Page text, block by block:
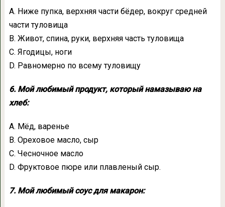
А. Ниже пупка, верхняя части бёдер, вокруг средней
части туловища
В. Живот, спина, руки, верхняя часть туловища
С. Ягодицы, ноги
D. Равномерно по всему туловищу
6. Мой любимый продукт, который намазываю на
хлеб:
А. Мёд, варенье
В. Ореховое масло, сыр
С. Чесночное масло
D. Фруктовое пюре или плавленый сыр.
7. Мой любимый соус для макарон: